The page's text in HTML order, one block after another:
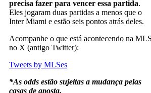
precisa fazer para vencer essa partida.
Eles jogaram duas partidas a menos que o
Inter Miami e estão seis pontos atrás deles.
Acompanhe o que está acontecendo na MLS
no X (antigo Twitter):
Tweets by MLSes
*As odds estão sujeitas a mudança pelas
casas de aposta.